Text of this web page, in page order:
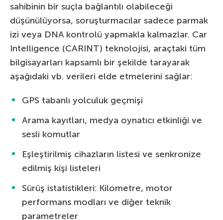
sahibinin bir suçla bağlantılı olabileceği
düşünülüyorsa, soruşturmacılar sadece parmak
izi veya DNA kontrolü yapmakla kalmazlar. Car
Intelligence (CARINT) teknolojisi, araçtaki tüm
bilgisayarları kapsamlı bir şekilde tarayarak
aşağıdaki vb. verileri elde etmelerini sağlar:
GPS tabanlı yolculuk geçmişi
Arama kayıtları, medya oynatıcı etkinliği ve
sesli komutlar
Eşleştirilmiş cihazların listesi ve senkronize
edilmiş kişi listeleri
Sürüş istatistikleri: Kilometre, motor
performans modları ve diğer teknik
parametreler